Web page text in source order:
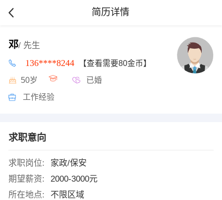
简历详情
邓/ 先生
136****8244 【查看需要80金币】
50岁 已婚
工作经验
求职意向
求职岗位:
家政/保安
期望薪资:
2000-3000元
所在地点:
不限区域